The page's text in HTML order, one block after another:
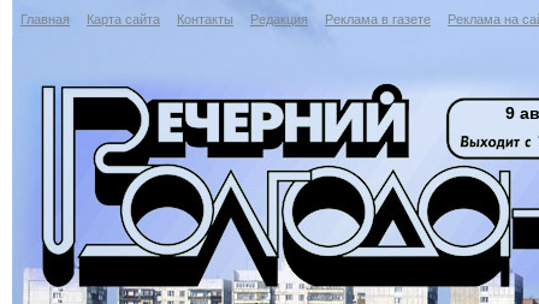
Главная Карта сайта Контакты Редакция Реклама в газете Реклама на
9